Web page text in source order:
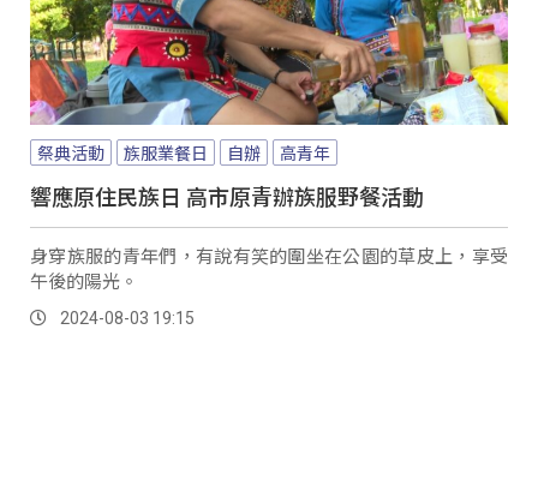
祭典活動 族服業餐日 自辦 高青年
響應原住民族日 高市原青辦族服野餐活動
身穿族服的青年們，有說有笑的圍坐在公園的草皮上，享受
午後的陽光。
2024-08-03 19:15